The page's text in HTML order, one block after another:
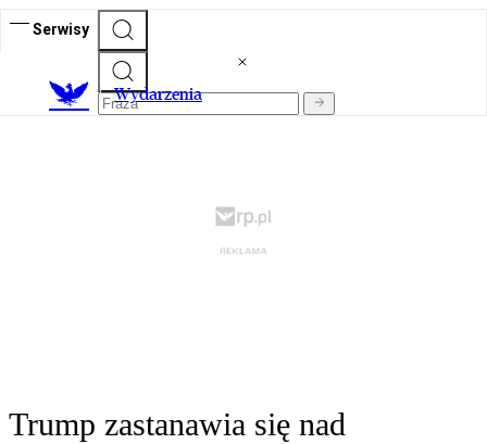
Serwisy
Wydarzenia
Trump zastanawia się nad